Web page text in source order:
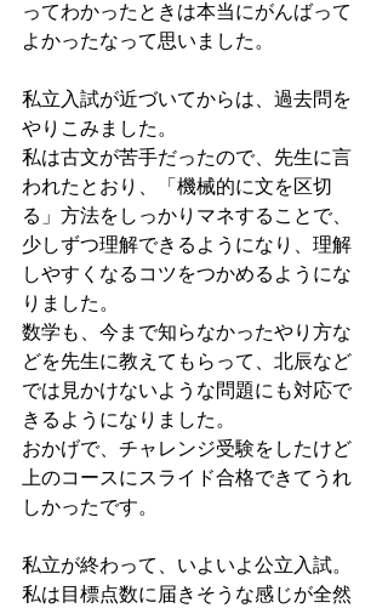
ってわかったときは本当にがんばって
よかったなって思いました。
私立入試が近づいてからは、過去問を
やりこみました。
私は古文が苦手だったので、先生に言
われたとおり、「機械的に文を区切
る」方法をしっかりマネすることで、
少しずつ理解できるようになり、理解
しやすくなるコツをつかめるようにな
りました。
数学も、今まで知らなかったやり方な
どを先生に教えてもらって、北辰など
では見かけないような問題にも対応で
きるようになりました。
おかげで、チャレンジ受験をしたけど
上のコースにスライド合格できてうれ
しかったです。
私立が終わって、いよいよ公立入試。
私は目標点数に届きそうな感じが全然